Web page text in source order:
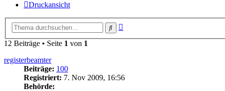
Druckansicht
Suche
12 Beiträge • Seite 1 von 1
registerbeamter
Beiträge: 100
Registriert: 7. Nov 2009, 16:56
Behörde: